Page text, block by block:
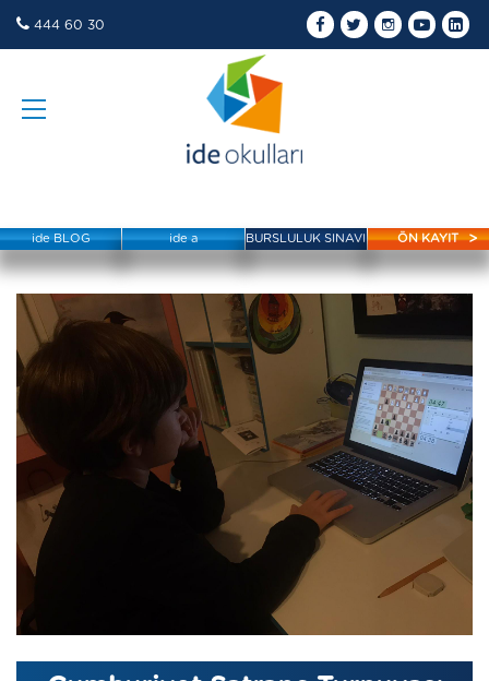
444 60 30
ide BLOG ide a BURSLULUK SINAVI ÖN KAYIT